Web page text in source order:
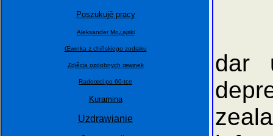
Poszukujê pracy
Aleksander Mo¿ajski
Œwinka z chiñskiego zodiaku
Zdjêcia ozdobnych œwinek
Radoœci po 60-tce
Kuramina
Uzdrawianie
dar